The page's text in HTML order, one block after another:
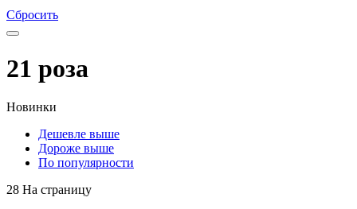
Сбросить
21 роза
Новинки
Дешевле выше
Дороже выше
По популярности
28 На страницу